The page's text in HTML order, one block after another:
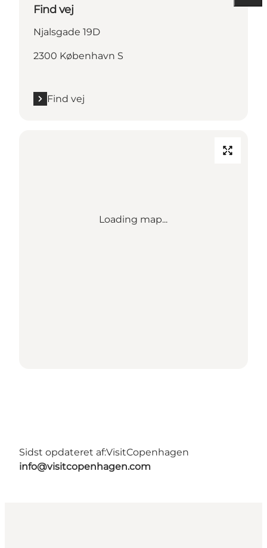
Find vej
Njalsgade 19D
2300 København S
Find vej
Loading map...
Sidst opdateret af:VisitCopenhagen
info@visitcopenhagen.com